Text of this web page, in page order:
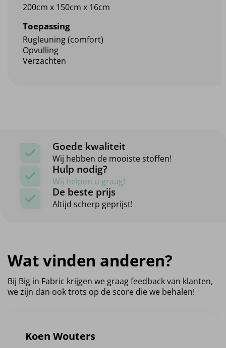
200cm x 150cm x 16cm
Toepassing
Rugleuning (comfort)
Opvulling
Verzachten
Goede kwaliteit
Wij hebben de mooiste stoffen!
Hulp nodig?
Wij helpen u graag!
De beste prijs
Altijd scherp geprijst!
Wat vinden anderen?
Bij Big in Fabric krijgen we graag feedback van klanten,
we zijn dan ook trots op de score die we behalen!
Koen Wouters